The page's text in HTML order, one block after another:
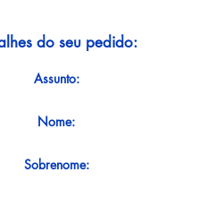
do seu pedido:
Assunto:
Nome:
Sobrenome: